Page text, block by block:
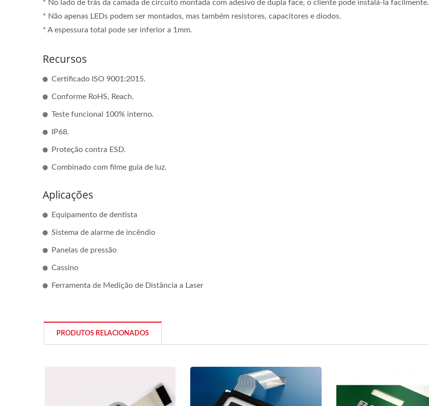
* No lado de trás da camada de circuito montada com adesivo de dupla face, o cliente pode instalá-la facilmente.
* Não apenas LEDs podem ser montados, mas também resistores, capacitores e diodos.
* A espessura total pode ser inferior a 1mm.
Recursos
Certificado ISO 9001:2015.
Conforme RoHS, Reach.
Teste funcional 100% interno.
IP68.
Proteção contra ESD.
Combinado com filme guia de luz.
Aplicações
Equipamento de dentista
Sistema de alarme de incêndio
Panelas de pressão
Cassino
Ferramenta de Medição de Distância a Laser
PRODUTOS RELACIONADOS
Com Display De Sete
Segmentos